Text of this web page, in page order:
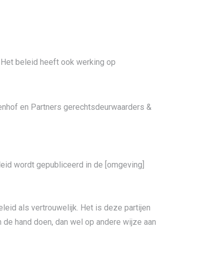
beleid heeft ook werking op
en Partners gerechtsdeurwaarders &
wordt gepubliceerd in de [omgeving]
als vertrouwelijk. Het is deze partijen
hand doen, dan wel op andere wijze aan